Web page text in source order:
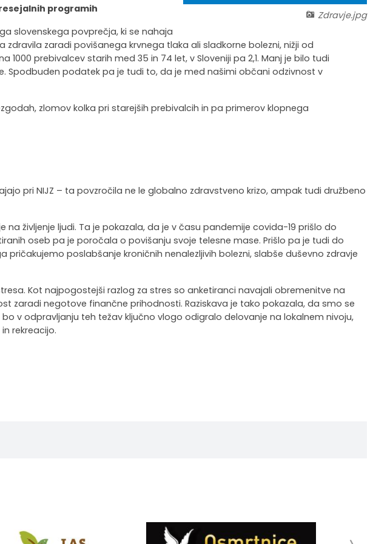
Zdravje.jpg
programih
slovenskega povprečja, ki se nahaja
zdravila zaradi povišanega krvnega tlaka ali sladkorne bolezni, nižji od
prebivalcev starih med 35 in 74 let, v Sloveniji pa 2,1. Manj je bilo tudi
Spodbuden podatek pa je tudi to, da je med našimi občani odzivnost v
zlomov kolka pri starejših prebivalcih in pa primerov klopnega
pri NIJZ – ta povzročila ne le globalno zdravstveno krizo, ampak tudi družbeno
življenje ljudi. Ta je pokazala, da je v času pandemije covida-19 prišlo do
oseb pa je poročala o povišanju svoje telesne mase. Prišlo pa je tudi do
poslabšanje kroničnih nenalezljivih bolezni, slabše duševno zdravje
Kot najpogostejši razlog za stres so anketiranci navajali obremenitve na
zaradi negotove finančne prihodnosti. Raziskava je tako pokazala, da smo se
v odpravljanju teh težav ključno vlogo odigralo delovanje na lokalnem nivoju,
rekreacijo.